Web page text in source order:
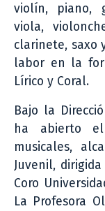
violín, piano,
viola,
clarinete, saxo
labor en la
Lírico y Coral.
Bajo la
ha abierto el
musicales,
Juvenil,
Coro
La Profesora